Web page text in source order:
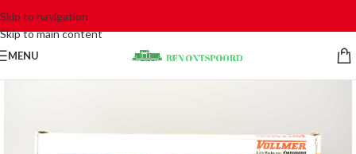
Skip to navigation
Skip to main content
MENU